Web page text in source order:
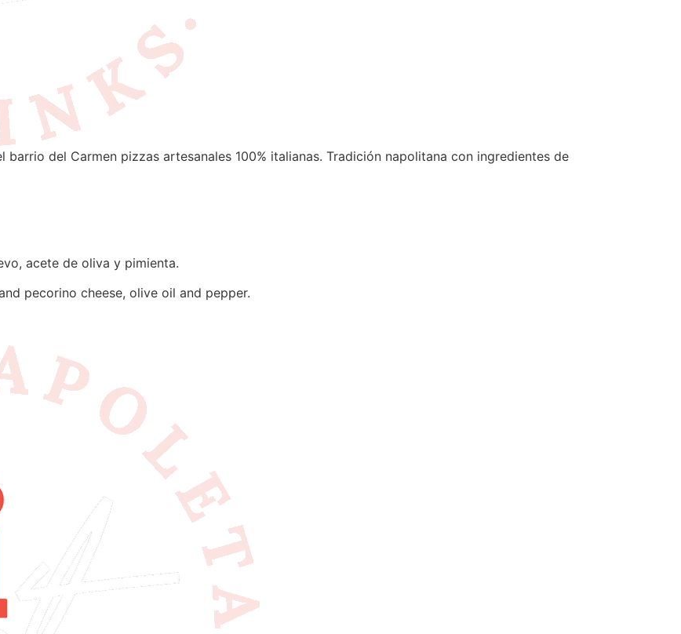
barrio del Carmen pizzas artesanales 100% italianas. Tradición napolitana con ingredientes de
acete de oliva y pimienta.
pecorino cheese, olive oil and pepper.